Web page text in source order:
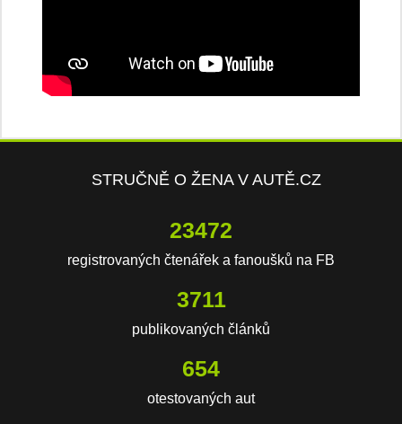
STRUČNĚ O ŽENA V AUTĚ.CZ
23472
registrovaných čtenářek a fanoušků na FB
3711
publikovaných článků
654
otestovaných aut